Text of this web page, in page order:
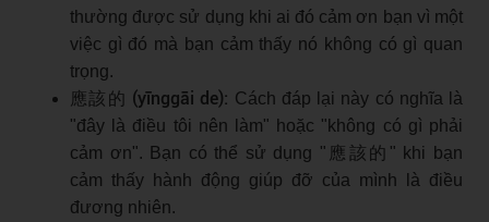
thường được sử dụng khi ai đó cảm ơn bạn vì một
việc gì đó mà bạn cảm thấy nó không có gì quan
trọng.
應該的 (yīnggāi de): Cách đáp lại này có nghĩa là
"đây là điều tôi nên làm" hoặc "không có gì phải
cảm ơn". Bạn có thể sử dụng "應該的" khi bạn
cảm thấy hành động giúp đỡ của mình là điều
đương nhiên.